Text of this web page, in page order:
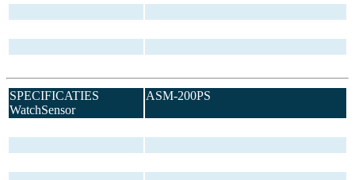
SPECIFICATIES
WatchSensor
ASM-200PS